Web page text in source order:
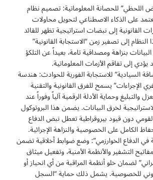
اللحظي” للحصانة المعلوماتية: تصميم نظام
على الذكاء الاصطناعي لتحويل محاولات
القانونية إلى نبضات استراتيجية تظهر للقائد
إلى تصفير زمن “الاستجابة القانونية”
بنزاهة ومصداقية تامة، بعيداً عن التلكؤ
يؤدي إلى تفاقم الأزمات المعلوماتية.
السيادية” للاستجابة الفورية للحوادث: هندسة
الإجراءات” يسمح للفرق القانونية والتقنية
والتبليغ وحماية الأدلة الرقمية آلياً وفوراً عند
لخرق البيانات. يضمن هذا البروتوكول
دون قيود بيروقراطية تعطل نبض الدفاع
الكامل على الخصوصية والنزاهة الإجرائية.
في الدفاع الخوارزمي”: وضع ضوابط أخلاقية تضمن
التشفير والأنظمة الأمنية، وتفعيل ميثاق
لضمان خلو أنظمة المراقبة من أي انحياز أو
للخصوصية. يشمل ذلك حماية “السجل